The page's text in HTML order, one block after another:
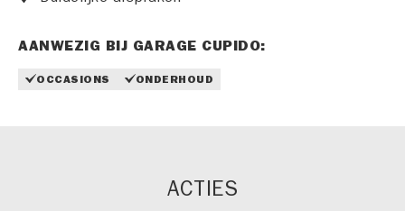
AANWEZIG BIJ GARAGE CUPIDO:
OCCASIONS ONDERHOUD
ACTIES